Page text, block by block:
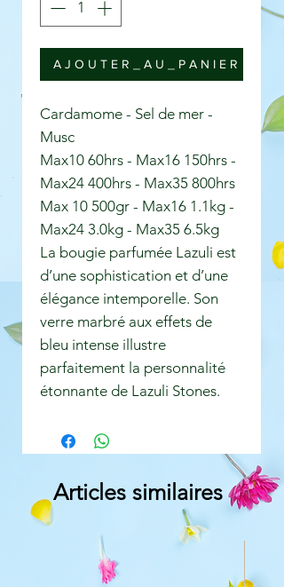
A J O U T E R _ A U _ P A N I E R
Cardamome - Sel de mer -
Musc
Max10 60hrs - Max16 150hrs -
Max24 400hrs - Max35 800hrs
Max 10 500gr - Max16 1.1kg -
Max24 3.0kg - Max35 6.5kg
La bougie parfumée Lazuli est
d’une sophistication et d’une
élégance intemporelle. Son
verre marbré aux effets de
bleu intense illustre
parfaitement la personnalité
étonnante de Lazuli Stones.
Articles similaires